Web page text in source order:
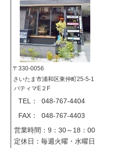
〒330-0056
さいたま市浦和区東仲町25-5-1
バティマE２F
TEL： 048-767-4404
FAX： 048-767-4403
営業時間：9：30～18：00
定休日：毎週火曜・水曜日